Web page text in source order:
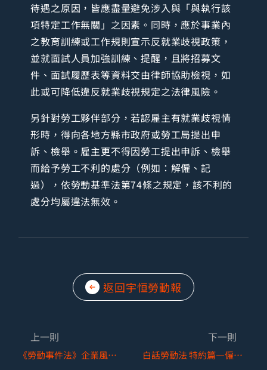
待遇之原因，皆應盡量避免涉入與「與執行該
項特定工作無關」之因素。同時，應於事業內
之教育訓練或工作規則宣示反就業歧視政策，
並就面試人員加強訓練、提醒，且將招募文
件、面試履歷表等資料交由律師協助檢視，如
此或可降低違反就業歧視規定之法律風險。
另針對勞工夥伴部分，若認雇主有就業歧視情
形時，得向各地方縣市政府或勞工局提出申
訴、檢舉。雇主更不得因勞工提出申訴、檢舉
而給予勞工不利的處分（例如：解僱、記
過），依勞動基準法第74條之規定，該不利的
處分均屬違法無效。
返回宇恒勞動報
上一則
《勞動事件法》企業風險自我盤點
下一則
白話勞動法 特約篇—僱用中高齡及高齡者注意事項